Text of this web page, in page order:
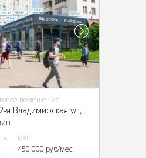
помещение
ВАО, г Москва, 2-я Владимирская ул., 38/18
МАП
450 000 руб/мес